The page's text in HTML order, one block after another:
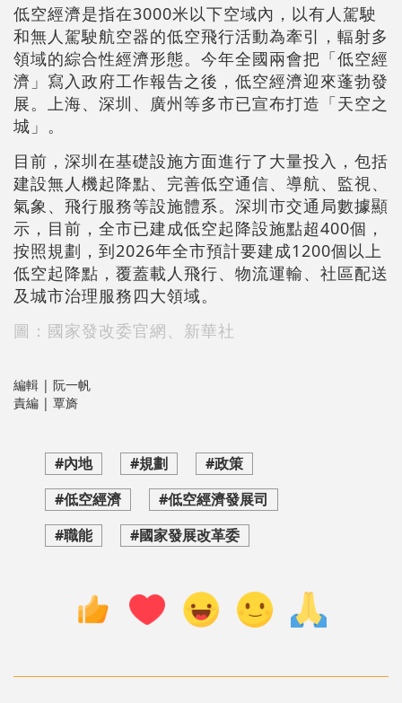
低空經濟是指在3000米以下空域內，以有人駕駛
和無人駕駛航空器的低空飛行活動為牽引，輻射多
領域的綜合性經濟形態。今年全國兩會把「低空經
濟」寫入政府工作報告之後，低空經濟迎來蓬勃發
展。上海、深圳、廣州等多市已宣布打造「天空之
城」。
目前，深圳在基礎設施方面進行了大量投入，包括
建設無人機起降點、完善低空通信、導航、監視、
氣象、飛行服務等設施體系。深圳市交通局數據顯
示，目前，全市已建成低空起降設施點超400個，
按照規劃，到2026年全市預計要建成1200個以上
低空起降點，覆蓋載人飛行、物流運輸、社區配送
及城市治理服務四大領域。
圖：國家發改委官網、新華社
編輯 | 阮一帆
責編 | 覃旖
#內地 #規劃
#政策
#低空經濟
#低空經濟發展司
#職能
#國家發展改革委